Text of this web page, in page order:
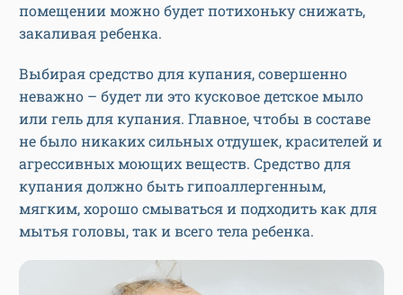
помещении можно будет потихоньку снижать,
закаливая ребенка.
Выбирая средство для купания, совершенно
неважно – будет ли это кусковое детское мыло
или гель для купания. Главное, чтобы в составе
не было никаких сильных отдушек, красителей и
агрессивных моющих веществ. Средство для
купания должно быть гипоаллергенным,
мягким, хорошо смываться и подходить как для
мытья головы, так и всего тела ребенка.